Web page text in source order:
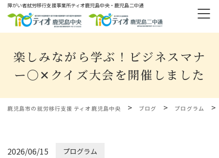
障がい者就労移⾏⽀援事業所ティオ⿅児島中央・鹿児島二中通
楽しみながら学ぶ！ビジネスマナ
ー〇✕クイズ大会を開催しました
鹿児島市の就労移行支援 ティオ鹿児島中央 > ブログ > プログラム >
2026/06/15 プログラム